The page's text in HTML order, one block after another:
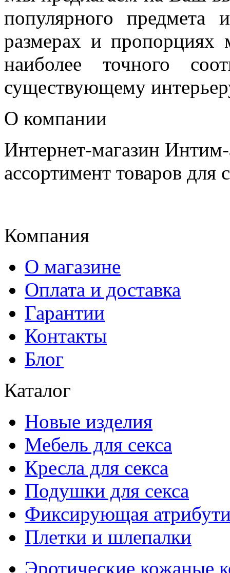
популярного предмета
размерах и пропорциях
наиболее точного
существующему
О компании
Интернет-магазин
ассортимент товаров для
Компания
О магазине
Оплата и доставка
Гарантии
Контакты
Блог
Каталог
Новые изделия
Мебель для секса
Кресла для секса
Подушки для секса
Фиксирующая
Плетки и шлепалки
Эротические кожаные